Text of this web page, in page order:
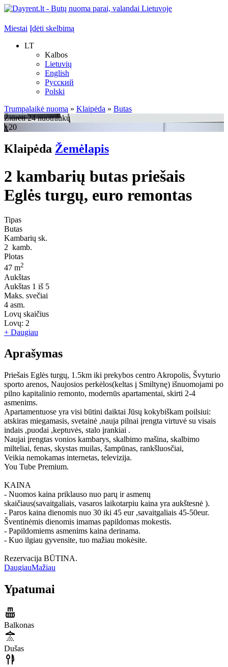
Miestai Įdėti skelbimą
LT
Kalbos
Lietuvių
English
Русский
Polski
Trumpalaikė nuoma » Klaipėda » Butas
Žiūrėti 24 nuotraukų
+20
Klaipėda Žemėlapis
2 kambarių butas priešais
Eglės turgų, euro remontas
Tipas
Butas
Kambarių sk.
2 kamb.
Plotas
47 m2
Aukštas
Aukštas 1 iš 5
Maks. svečiai
4 asm.
Lovų skaičius
Lovų: 2
+ Daugiau
Aprašymas
Priešais Eglės turgų, 1.5km iki prekybos centro Akropolis, Švyturio
sporto arenos, Naujosios perkėlos(keltas į Smiltynę) išnuomojami po
pilno kapitalinio remonto, modernūs apartamentai, skirti 2-4
asmenims.
Apartamentuose yra visi būtini daiktai Jūsų kokybiškam poilsiui:
atskiras miegamasis, svetainė ,nauja pilnai įrengta virtuvė su visais
indais ,puodai ,keptuvės, stalo įrankiai .
Naujai įrengtas vonios kambarys, skalbimo mašina, skalbimo
milteliai, fenas, skystas muilas, šampūnas, rankšluosčiai,
Veikia nemokamas internetas, televizija.
You Tube Premium.
KAINA
- Nuomos kaina priklauso nuo parų ir asmenų
skaičiaus(savaitgaliais, vasaros laikotarpiu kaina yra aukštesnė ).
- Paros kaina dienomis nuo 30 iki 45 eur ,savaitgaliais 45-50eur.
Šventinėmis dienomis imamas papildomas mokestis.
- Papildomiems asmenims kaina derinama.
- Kuo ilgiau gyvensite, tuo mažiau mokėsite.
Rezervacija BŪTINA.
DaugiauMažiau
Ypatumai
Balkonas
Dušas